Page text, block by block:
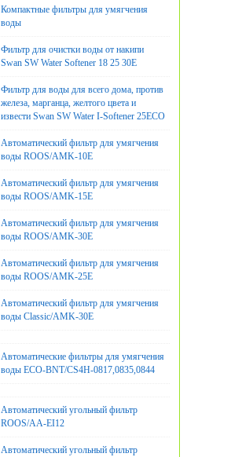
Компактные фильтры для умягчения
воды
Фильтр для очистки воды от накипи
Swan SW Water Softener 18 25 30E
Фильтр для воды для всего дома, против
железа, марганца, желтого цвета и
извести Swan SW Water I-Softener 25ECO
Автоматический фильтр для умягчения
воды ROOS/AMK-10E
Автоматический фильтр для умягчения
воды ROOS/AMK-15E
Автоматический фильтр для умягчения
воды ROOS/AMK-30E
Автоматический фильтр для умягчения
воды ROOS/AMK-25E
Автоматический фильтр для умягчения
воды Classic/AMK-30E
Автоматические фильтры для умягчения
воды ECO-BNT/CS4H-0817,0835,0844
Автоматический угольный фильтр
ROOS/AA-EI12
Автоматический угольный фильтр